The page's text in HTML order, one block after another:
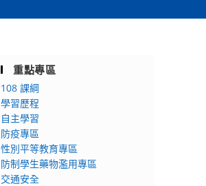
重點專區
108 課綱
學習歷程
自主學習
防疫專區
性別平等教育專區
防制學生藥物濫用專區
交通安全